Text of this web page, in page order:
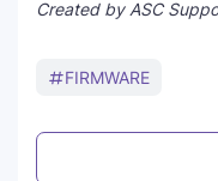
Created by ASC
FIRMWARE